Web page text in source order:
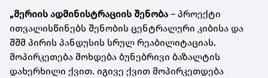
„მერიის ადმინისტრაციის შენობა – პროექტი
ითვალისწინებს შენობის ცენტრალური კიბისა და
შშმ პირის პანდუსის სრულ რეაბილიტაციას.
მოპირკეთება მოხდება ბუნებრივი ბაზალტის
დახერხილი ქვით. იგივე ქვით მოპირკეთდება